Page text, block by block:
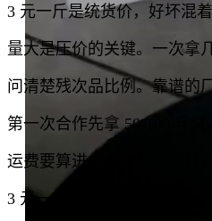
3 元一斤是统货价，好坏混
量大是压价的关键。一次拿
问清楚残次品比例。靠谱的
第一次合作先拿 50-100 斤
运费要算进成本。袜子不算
3 元一斤的袜子能卖到哪